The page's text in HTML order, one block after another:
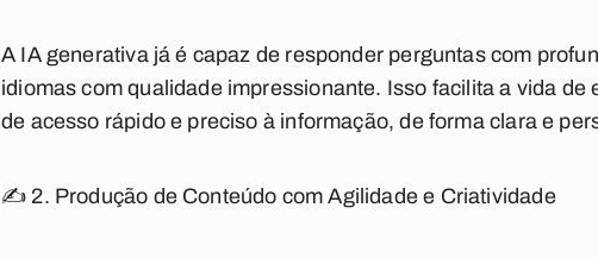
A IA generativa já é capaz de responder perguntas com
idiomas com qualidade impressionante. Isso facilita a vida
de acesso rápido e preciso à informação, de forma clara e
✍ 2. Produção de Conteúdo com Agilidade e Criatividade